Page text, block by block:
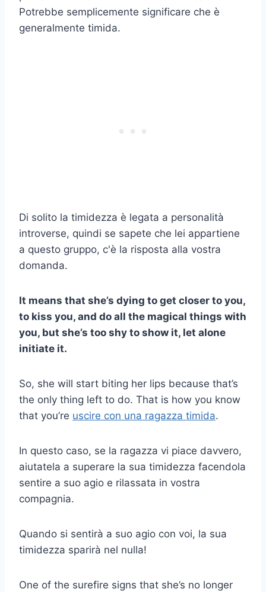
Potrebbe semplicemente significare che è
generalmente timida.
Di solito la timidezza è legata a personalità
introverse, quindi se sapete che lei appartiene
a questo gruppo, c'è la risposta alla vostra
domanda.
It means that she’s dying to get closer to you,
to kiss you, and do all the magical things with
you, but she’s too shy to show it, let alone
initiate it.
So, she will start biting her lips because that’s
the only thing left to do. That is how you know
that you’re uscire con una ragazza timida.
In questo caso, se la ragazza vi piace davvero,
aiutatela a superare la sua timidezza facendola
sentire a suo agio e rilassata in vostra
compagnia.
Quando si sentirà a suo agio con voi, la sua
timidezza sparirà nel nulla!
One of the surefire signs that she’s no longer